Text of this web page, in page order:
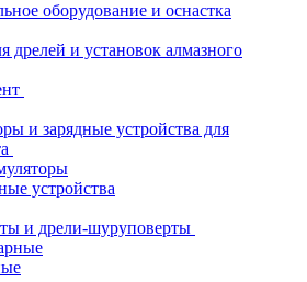
оборудование и оснастка
дрелей и установок алмазного
и зарядные устройства для
устройства
и дрели-шуруповерты